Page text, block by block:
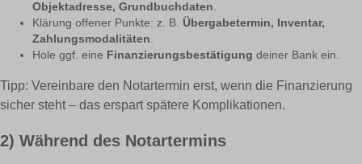
Objektadresse, Grundbuchdaten.
Klärung offener Punkte: z. B. Übergabetermin, Inventar,
Zahlungsmodalitäten.
Hole ggf. eine Finanzierungsbestätigung deiner Bank ein.
Tipp: Vereinbare den Notartermin erst, wenn die Finanzierung
sicher steht – das erspart spätere Komplikationen.
2) Während des Notartermins